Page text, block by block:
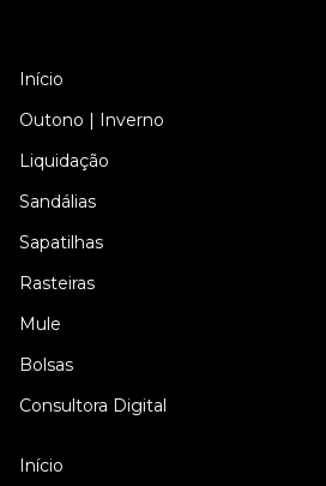
Início
Outono | Inverno
Liquidação
Sandálias
Sapatilhas
Rasteiras
Mule
Bolsas
Consultora Digital
Início